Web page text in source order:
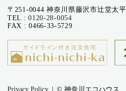
〒251-0044 神奈川県藤沢市辻堂太
TEL :0120-28-0054
FAX : 0466-33-5729
Privacy Policy © 神奈川エコハウス